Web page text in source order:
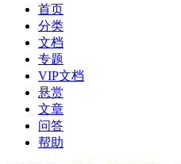
首页
分类
文档
专题
VIP文档
悬赏
文章
问答
帮助